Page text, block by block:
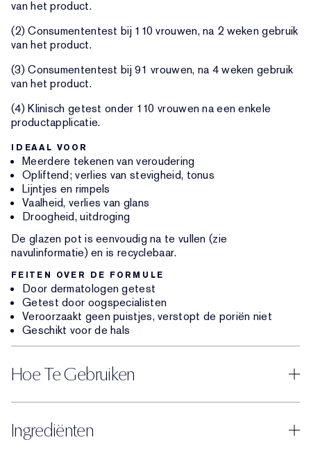
van het product.
(2) Consumententest bij 110 vrouwen, na 2 weken gebruik
van het product.
(3) Consumententest bij 91 vrouwen, na 4 weken gebruik
van het product.
(4) Klinisch getest onder 110 vrouwen na een enkele
productapplicatie.
IDEAAL VOOR
Meerdere tekenen van veroudering
Opliftend; verlies van stevigheid, tonus
Lijntjes en rimpels
Vaalheid, verlies van glans
Droogheid, uitdroging
De glazen pot is eenvoudig na te vullen (zie
navulinformatie) en is recyclebaar.
FEITEN OVER DE FORMULE
Door dermatologen getest
Getest door oogspecialisten
Veroorzaakt geen puistjes, verstopt de poriën niet
Geschikt voor de hals
Hoe Te Gebruiken
Ingrediënten